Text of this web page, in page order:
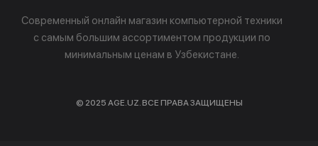
Современный онлайн магазин компьютерной техники
с самым большим ассортиментом продукции по
минимальным ценам в Узбекистане.
© 2025 AGE.UZ. ВСЕ ПРАВА ЗАЩИЩЕНЫ